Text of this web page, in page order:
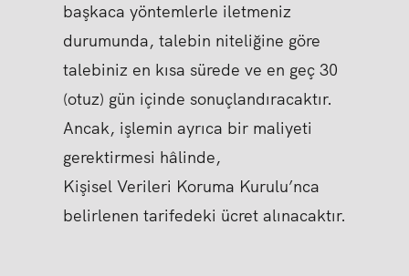
başkaca yöntemlerle iletmeniz
durumunda, talebin niteliğine göre
talebiniz en kısa sürede ve en geç 30
(otuz) gün içinde sonuçlandıracaktır.
Ancak, işlemin ayrıca bir maliyeti
gerektirmesi hâlinde,
Kişisel Verileri Koruma Kurulu’nca
belirlenen tarifedeki ücret alınacaktır.